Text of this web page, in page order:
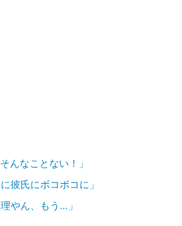
んなことない！」
彼氏にボコボコに」
やん、もう…」